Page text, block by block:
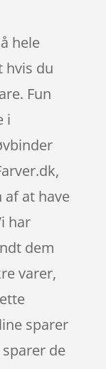
hele
hvis du
Fun
i
at have
har
dem
varer,
sparer
de